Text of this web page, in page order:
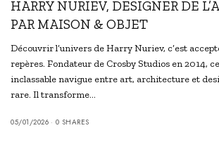
HARRY NURIEV, DESIGNER DE
PAR MAISON & OBJET
Découvrir l’univers de Harry Nuriev, c’est
repères. Fondateur de Crosby Studios en 2014,
inclassable navigue entre art, architecture et
rare. Il transforme…
05/01/2026 0 SHARES